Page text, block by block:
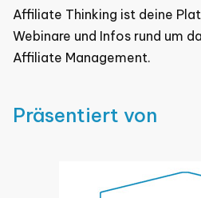
Affiliate Thinking ist deine
Webinare und Infos rund um
Affiliate Management.
Präsentiert von